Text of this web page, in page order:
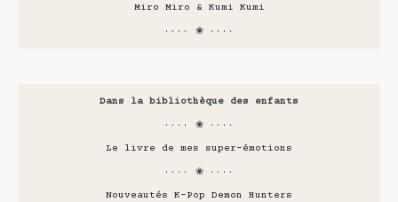
Miro Miro & Kumi Kumi
···· ❀ ····
Dans la bibliothèque des enfants
···· ❀ ····
Le livre de mes super-émotions
···· ❀ ····
Nouveautés K-Pop Demon Hunters